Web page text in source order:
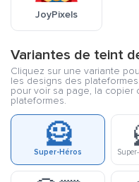
JoyPixels
Variantes de teint
Cliquez sur une variante
les designs des
pour voir sa page, la copier
plateformes.
🦸
Super-Héros